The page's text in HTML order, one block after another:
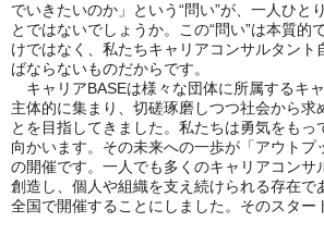
でいきたいのか」という“問い”が、一人ひと
とではないでしょうか。この“問い”は本質的
けではなく、私たちキャリアコンサルタント
ばならないものだからです。
キャリアBASEは様々な団体に所属するキ
主体的に集まり、切磋琢磨しつつ社会から求
とを目指してきました。私たちは勇気をもっ
向かいます。その未来への一歩が「アウトプ
の開催です。一人でも多くのキャリアコンサ
創造し、個人や組織を支え続けられる存在で
全国で開催することにしました。 そのスター